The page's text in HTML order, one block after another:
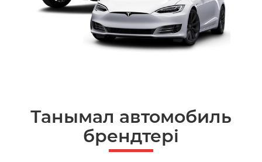
Танымал автомобиль
брендтері